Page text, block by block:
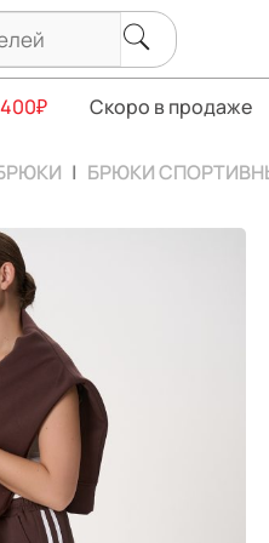
Скоро в продаже
БРЮКИ